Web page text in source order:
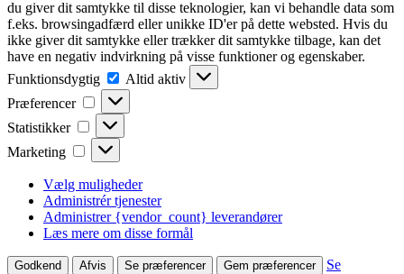
du giver dit samtykke til disse teknologier, kan vi behandle data som
f.eks. browsingadfærd eller unikke ID'er på dette websted. Hvis du
ikke giver dit samtykke eller trækker dit samtykke tilbage, kan det
have en negativ indvirkning på visse funktioner og egenskaber.
Funktionsdygtig
Funktionsdygtig
Altid aktiv
Præferencer
Præferencer
Statistikker Statistikker
Marketing Marketing
Vælg muligheder
Administrér tjenester
Administrer {vendor_count} leverandører
Læs mere om disse formål
Godkend Afvis Se præferencer Gem præferencer
Se